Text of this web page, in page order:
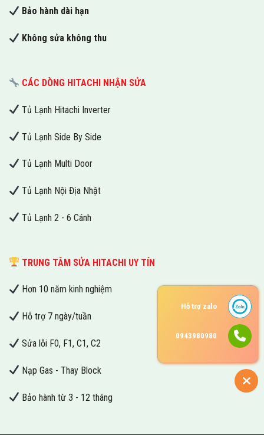
Bảo hành dài hạn
Không sửa không thu
CÁC DÒNG HITACHI NHẬN SỬA
Tủ Lạnh Hitachi Inverter
Tủ Lạnh Side By Side
Tủ Lạnh Multi Door
Tủ Lạnh Nội Địa Nhật
Tủ Lạnh 2 - 6 Cánh
TRUNG TÂM SỬA HITACHI UY TÍN
Hơn 10 năm kinh nghiệm
Hỗ trợ 7 ngày/tuần
Sửa lỗi F0, F1, C1, C2
Nạp Gas - Thay Block
Bảo hành từ 3 - 12 tháng
Hỗ trợ zalo
0943980980